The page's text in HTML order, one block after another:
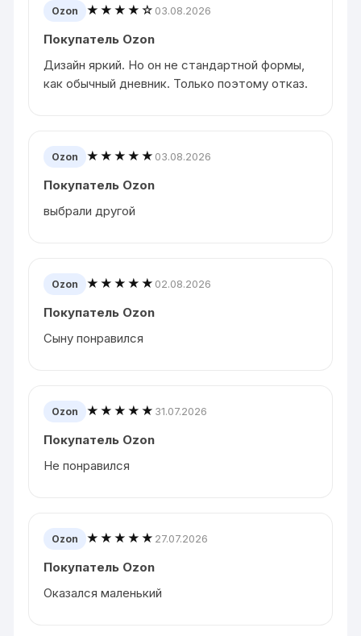
Ozon ★★★★☆ 03.08.2026
Покупатель Ozon
Дизайн яркий. Но он не стандартной формы,
как обычный дневник. Только поэтому отказ.
Ozon ★★★★★ 03.08.2026
Покупатель Ozon
выбрали другой
Ozon ★★★★★ 02.08.2026
Покупатель Ozon
Сыну понравился
Ozon ★★★★★ 31.07.2026
Покупатель Ozon
Не понравился
Ozon ★★★★★ 27.07.2026
Покупатель Ozon
Оказался маленький